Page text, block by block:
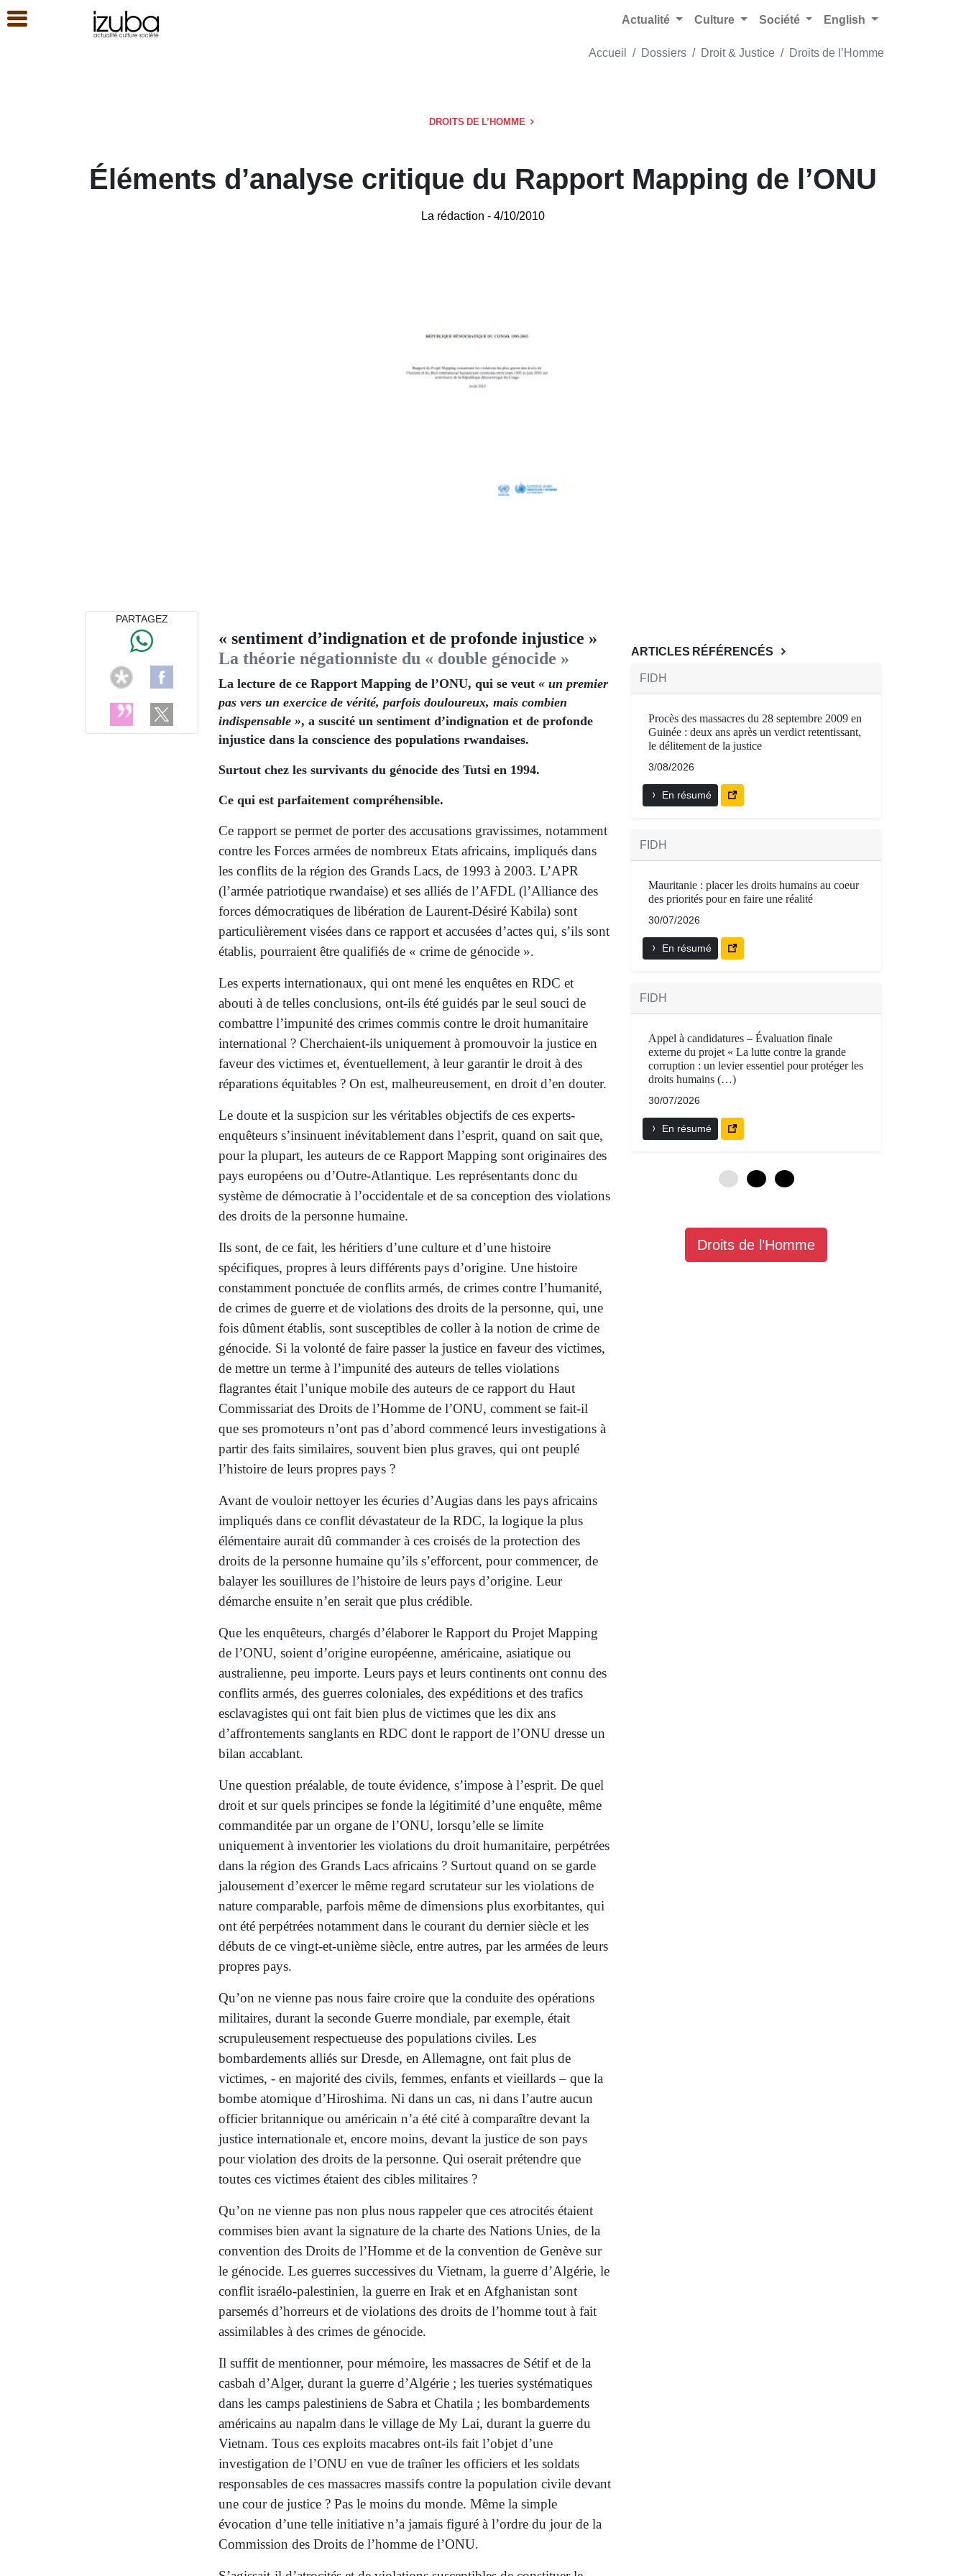
Actualité Culture Société English
Accueil Dossiers Droit & Justice Droits de l’Homme
DROITS DE L’HOMME
Éléments d’analyse critique du Rapport Mapping de l’ONU
La rédaction - 4/10/2010
« sentiment d’indignation et de profonde injustice »
La théorie négationniste du « double génocide »
La lecture de ce Rapport Mapping de l’ONU, qui se veut « un premier
pas vers un exercice de vérité, parfois douloureux, mais combien
indispensable », a suscité un sentiment d’indignation et de profonde
injustice dans la conscience des populations rwandaises.
Surtout chez les survivants du génocide des Tutsi en 1994.
Ce qui est parfaitement compréhensible.
Ce rapport se permet de porter des accusations gravissimes, notamment
contre les Forces armées de nombreux Etats africains, impliqués dans
les conflits de la région des Grands Lacs, de 1993 à 2003. L’APR
(l’armée patriotique rwandaise) et ses alliés de l’AFDL (l’Alliance des
forces démocratiques de libération de Laurent-Désiré Kabila) sont
particulièrement visées dans ce rapport et accusées d’actes qui, s’ils sont
établis, pourraient être qualifiés de « crime de génocide ».
Les experts internationaux, qui ont mené les enquêtes en RDC et
abouti à de telles conclusions, ont-ils été guidés par le seul souci de
combattre l’impunité des crimes commis contre le droit humanitaire
international ? Cherchaient-ils uniquement à promouvoir la justice en
faveur des victimes et, éventuellement, à leur garantir le droit à des
réparations équitables ? On est, malheureusement, en droit d’en douter.
Le doute et la suspicion sur les véritables objectifs de ces experts-
enquêteurs s’insinuent inévitablement dans l’esprit, quand on sait que,
pour la plupart, les auteurs de ce Rapport Mapping sont originaires des
pays européens ou d’Outre-Atlantique. Les représentants donc du
système de démocratie à l’occidentale et de sa conception des violations
des droits de la personne humaine.
Ils sont, de ce fait, les héritiers d’une culture et d’une histoire
spécifiques, propres à leurs différents pays d’origine. Une histoire
constamment ponctuée de conflits armés, de crimes contre l’humanité,
de crimes de guerre et de violations des droits de la personne, qui, une
fois dûment établis, sont susceptibles de coller à la notion de crime de
génocide. Si la volonté de faire passer la justice en faveur des victimes,
de mettre un terme à l’impunité des auteurs de telles violations
flagrantes était l’unique mobile des auteurs de ce rapport du Haut
Commissariat des Droits de l’Homme de l’ONU, comment se fait-il
que ses promoteurs n’ont pas d’abord commencé leurs investigations à
partir des faits similaires, souvent bien plus graves, qui ont peuplé
l’histoire de leurs propres pays ?
Avant de vouloir nettoyer les écuries d’Augias dans les pays africains
impliqués dans ce conflit dévastateur de la RDC, la logique la plus
élémentaire aurait dû commander à ces croisés de la protection des
droits de la personne humaine qu’ils s’efforcent, pour commencer, de
balayer les souillures de l’histoire de leurs pays d’origine. Leur
démarche ensuite n’en serait que plus crédible.
Que les enquêteurs, chargés d’élaborer le Rapport du Projet Mapping
de l’ONU, soient d’origine européenne, américaine, asiatique ou
australienne, peu importe. Leurs pays et leurs continents ont connu des
conflits armés, des guerres coloniales, des expéditions et des trafics
esclavagistes qui ont fait bien plus de victimes que les dix ans
d’affrontements sanglants en RDC dont le rapport de l’ONU dresse un
bilan accablant.
Une question préalable, de toute évidence, s’impose à l’esprit. De quel
droit et sur quels principes se fonde la légitimité d’une enquête, même
commanditée par un organe de l’ONU, lorsqu’elle se limite
uniquement à inventorier les violations du droit humanitaire, perpétrées
dans la région des Grands Lacs africains ? Surtout quand on se garde
jalousement d’exercer le même regard scrutateur sur les violations de
nature comparable, parfois même de dimensions plus exorbitantes, qui
ont été perpétrées notamment dans le courant du dernier siècle et les
débuts de ce vingt-et-unième siècle, entre autres, par les armées de leurs
propres pays.
Qu’on ne vienne pas nous faire croire que la conduite des opérations
militaires, durant la seconde Guerre mondiale, par exemple, était
scrupuleusement respectueuse des populations civiles. Les
bombardements alliés sur Dresde, en Allemagne, ont fait plus de
victimes, - en majorité des civils, femmes, enfants et vieillards – que la
bombe atomique d’Hiroshima. Ni dans un cas, ni dans l’autre aucun
officier britannique ou américain n’a été cité à comparaître devant la
justice internationale et, encore moins, devant la justice de son pays
pour violation des droits de la personne. Qui oserait prétendre que
toutes ces victimes étaient des cibles militaires ?
Qu’on ne vienne pas non plus nous rappeler que ces atrocités étaient
commises bien avant la signature de la charte des Nations Unies, de la
convention des Droits de l’Homme et de la convention de Genève sur
le génocide. Les guerres successives du Vietnam, la guerre d’Algérie, le
conflit israélo-palestinien, la guerre en Irak et en Afghanistan sont
parsemés d’horreurs et de violations des droits de l’homme tout à fait
assimilables à des crimes de génocide.
Il suffit de mentionner, pour mémoire, les massacres de Sétif et de la
casbah d’Alger, durant la guerre d’Algérie ; les tueries systématiques
dans les camps palestiniens de Sabra et Chatila ; les bombardements
américains au napalm dans le village de My Lai, durant la guerre du
Vietnam. Tous ces exploits macabres ont-ils fait l’objet d’une
investigation de l’ONU en vue de traîner les officiers et les soldats
responsables de ces massacres massifs contre la population civile devant
une cour de justice ? Pas le moins du monde. Même la simple
évocation d’une telle initiative n’a jamais figuré à l’ordre du jour de la
Commission des Droits de l’homme de l’ONU.
PARTAGEZ
ARTICLES RÉFÉRENCÉS
FIDH
Procès des massacres du 28 septembre 2009 en
Guinée : deux ans après un verdict retentissant,
le délitement de la justice
3/08/2026
En résumé
FIDH
Mauritanie : placer les droits humains au coeur
des priorités pour en faire une réalité
30/07/2026
En résumé
FIDH
Appel à candidatures – Évaluation finale
externe du projet « La lutte contre la grande
corruption : un levier essentiel pour protéger les
droits humains (…)
30/07/2026
En résumé
Droits de l’Homme